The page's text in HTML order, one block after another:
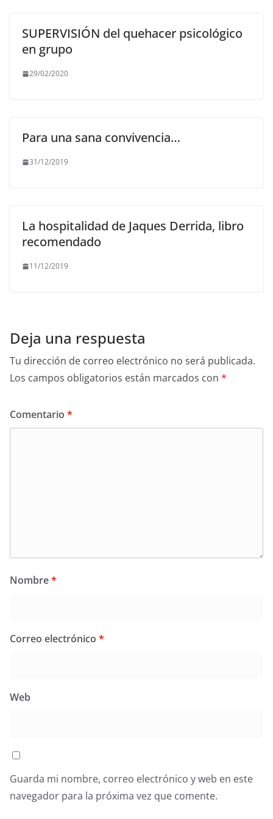
SUPERVISIÓN del quehacer psicológico
en grupo
29/02/2020
Para una sana convivencia…
31/12/2019
La hospitalidad de Jaques Derrida, libro
recomendado
11/12/2019
Deja una respuesta
Tu dirección de correo electrónico no será publicada.
Los campos obligatorios están marcados con *
Comentario *
Nombre*
Correo electrónico *
Web
Guarda mi nombre, correo electrónico y web en este
navegador para la próxima vez que comente.